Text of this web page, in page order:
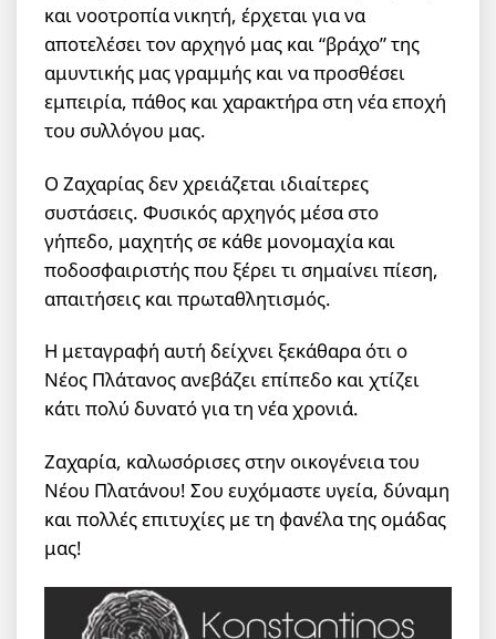
και νοοτροπία νικητή, έρχεται για να
αποτελέσει τον αρχηγό μας και “βράχο” της
αμυντικής μας γραμμής και να προσθέσει
εμπειρία, πάθος και χαρακτήρα στη νέα εποχή
του συλλόγου μας.
Ο Ζαχαρίας δεν χρειάζεται ιδιαίτερες
συστάσεις. Φυσικός αρχηγός μέσα στο
γήπεδο, μαχητής σε κάθε μονομαχία και
ποδοσφαιριστής που ξέρει τι σημαίνει πίεση,
απαιτήσεις και πρωταθλητισμός.
Η μεταγραφή αυτή δείχνει ξεκάθαρα ότι ο
Νέος Πλάτανος ανεβάζει επίπεδο και χτίζει
κάτι πολύ δυνατό για τη νέα χρονιά.
Ζαχαρία, καλωσόρισες στην οικογένεια του
Νέου Πλατάνου! Σου ευχόμαστε υγεία, δύναμη
και πολλές επιτυχίες με τη φανέλα της ομάδας
μας!